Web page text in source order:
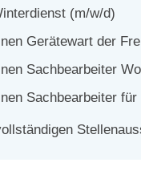
(m/w/d)
Gerätewart der
Sachbearbeiter
Sachbearbeiter